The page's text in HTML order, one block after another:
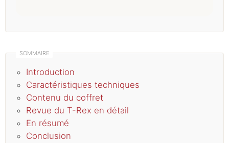
Introduction
Caractéristiques techniques
Contenu du coffret
Revue du T-Rex en détail
En résumé
Conclusion